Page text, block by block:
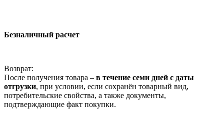
Безналичный расчет
Возврат:
После получения товара – в течение семи дней с даты
отгрузки, при условии, если сохранён товарный вид,
потребительские свойства, а также документы,
подтверждающие факт покупки.